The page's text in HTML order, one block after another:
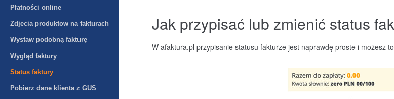
Płatności online
Zdjecia produktow na fakturach
Wystaw podobną fakturę
Wygląd faktury
Status faktury
Pobierz dane klienta z GUS
Jak przypisać lub zmienić status
W afaktura.pl przypisanie statusu fakturze jest naprawdę proste i możesz